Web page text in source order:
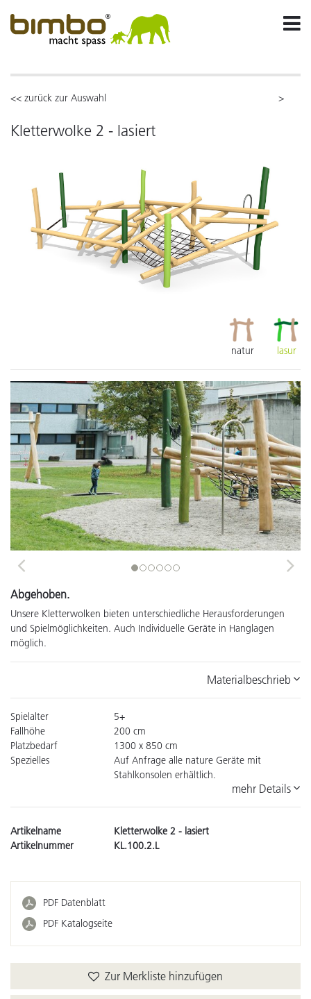
<< zurück zur Auswahl >
Kletterwolke 2 - lasiert
natur lasur
Previous Next
Abgehoben.
Unsere Kletterwolken bieten unterschiedliche Herausforderungen
und Spielmöglichkeiten. Auch Individuelle Geräte in Hanglagen
möglich.
Materialbeschrieb
Spielalter
5+
Fallhöhe
200 cm
Platzbedarf
1300 x 850 cm
Spezielles
Auf Anfrage alle nature Geräte mit
Stahlkonsolen erhältlich.
mehr Details
Artikelname
Kletterwolke 2 - lasiert
Artikelnummer
KL.100.2.L
PDF Datenblatt
PDF Katalogseite
Zur Merkliste hinzufügen